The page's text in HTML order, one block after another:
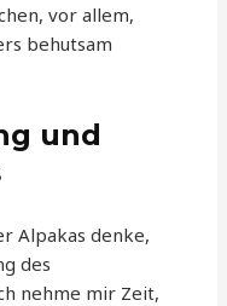
vor allem,
behutsam
und
Alpakas denke,
des
nehme mir Zeit,